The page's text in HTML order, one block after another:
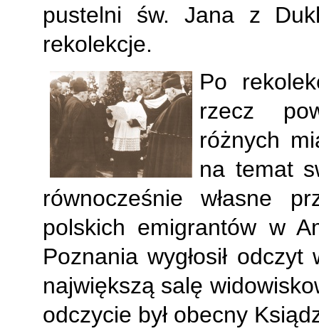
pustelni św. Jana z
rekolekcje.
Po
rzecz
różnych
na temat
równocześnie własne
polskich emigrantów w
Poznania wygłosił
największą salę
odczycie był obecny